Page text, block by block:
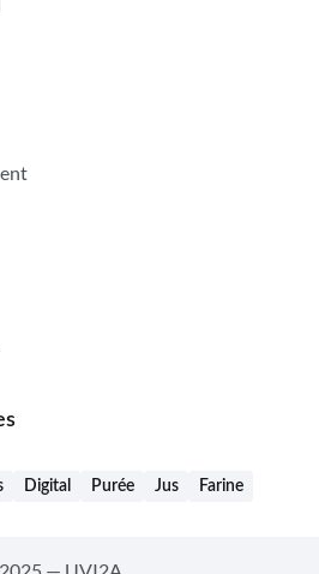
Digital Purée Jus Farine